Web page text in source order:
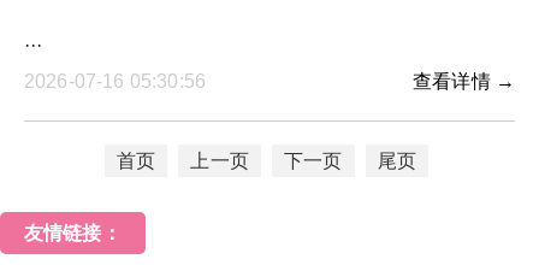
···
2026-07-16 05:30:56
查看详情 →
首页 上一页 下一页 尾页
友情链接：